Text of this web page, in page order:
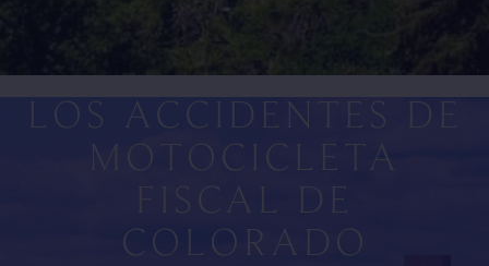
LOS ACCIDENTES DE
MOTOCICLETA
FISCAL DE
COLORADO